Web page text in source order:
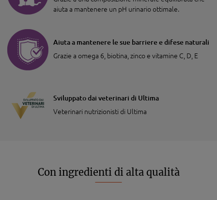
aiuta a mantenere un pH urinario ottimale.
Aiuta a mantenere le sue barriere e difese naturali
Grazie a omega 6, biotina, zinco e vitamine C, D, E
Sviluppato dai veterinari di Ultima
Veterinari nutrizionisti di Ultima
Con ingredienti di alta qualità